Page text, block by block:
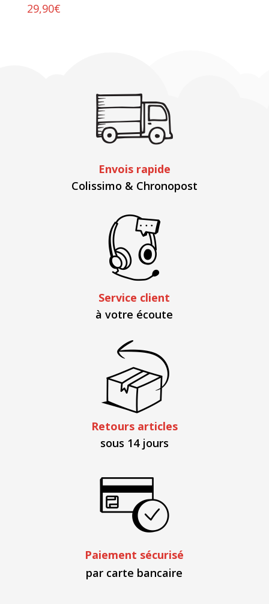
29,90€
Envois rapide
Colissimo & Chronopost
Service client
à votre écoute
Retours articles
sous 14 jours
Paiement sécurisé
par carte bancaire